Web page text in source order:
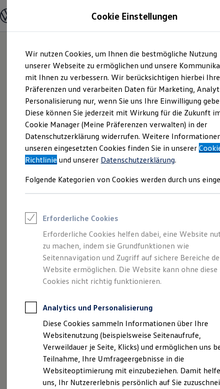
Hauptinhalt
springen
Footer
springen
Modelle und Konfigurator
Modelle vergleichen
Elektroautos
ENERGY Sondermodelle
Nutzfahrzeuge
SUV und CUV
Familienautos
Kombis
Kompaktwagen
Sportwagen
Schnell verfügbare Fahrzeuge
Angebote und Produkte
Aktuelle Angebote
E-Auto-Förderung
Volkswagen Marktplatz
Junge Gebrauchtwagen und Gebrauchtwagen
Saisonangebote
Leasing
Leasing-Angebote
Gebrauchtwagen Leasing
Junge Gebrauchtwagen-Leasing
Elektroauto Leasing
Kleinwagen-Leasing
Leasing ohne Anzahlung
Autokredit mit Schlussrate
Versicherungen und Garantien
Kfz-Versicherung
Restschuldversicherungen
Garantien
Wartungsverträge
Geschäftskunden
Professional Class bei Volkswagen
Großkunden
Behörden
Mehr Raum für alle(s).
Der Tayron.
Cookie Einstellungen
Wir nutzen Cookies, um Ihnen die bestmögliche Nutzung
unserer Webseite zu ermöglichen und unsere
mit Ihnen zu verbessern. Wir berücksichtigen hierbei Ihre
Präferenzen und verarbeiten Daten für Marketing,
Personalisierung nur, wenn Sie uns Ihre Einwilligung
Diese können Sie jederzeit mit Wirkung für die Zukunft
Cookie Manager (Meine Präferenzen verwalten) in der
Datenschutzerklärung widerrufen. Weitere
unseren eingesetzten Cookies finden Sie in unserer
Richtlinie und unserer Datenschutzerklärung.
Folgende Kategorien von Cookies werden durch uns
Erforderliche Cookies
Erforderliche Cookies helfen dabei, eine Website
zu machen, indem sie Grundfunktionen wie
Seitennavigation und Zugriff auf sichere Bereiche
Website ermöglichen. Die Website kann ohne diese
Cookies nicht richtig funktionieren.
Analytics und Personalisierung
Diese Cookies sammeln Informationen über Ihre
Websitenutzung (beispielsweise Seitenaufrufe,
Verweildauer je Seite, Klicks) und ermöglichen uns
Teilnahme, Ihre Umfrageergebnisse in die
Websiteoptimierung mit einzubeziehen. Damit
uns, Ihr Nutzererlebnis persönlich auf Sie